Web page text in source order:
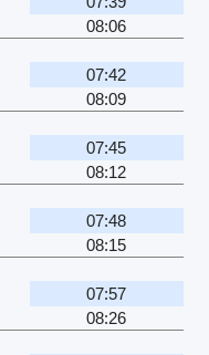
08:06
07:42
08:09
07:45
08:12
07:48
08:15
07:57
08:26